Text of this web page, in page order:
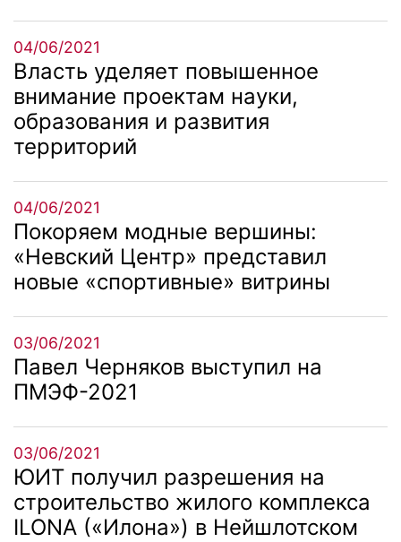
04/06/2021
Власть уделяет повышенное
внимание проектам науки,
образования и развития
территорий
04/06/2021
Покоряем модные вершины:
«Невский Центр» представил
новые «спортивные» витрины
03/06/2021
Павел Черняков выступил на
ПМЭФ-2021
03/06/2021
ЮИТ получил разрешения на
строительство жилого комплекса
ILONA («Илона») в Нейшлотском